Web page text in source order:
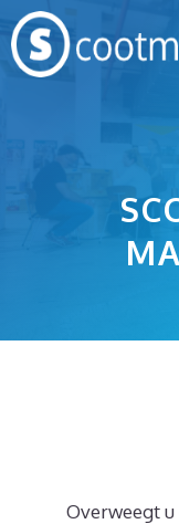
Spring
naar
inhoud
Overweegt u